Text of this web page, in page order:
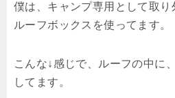
僕は、キャンプ専用として取り
ルーフボックスを使ってます。
こんな↓感じで、ルーフの中に
してます。